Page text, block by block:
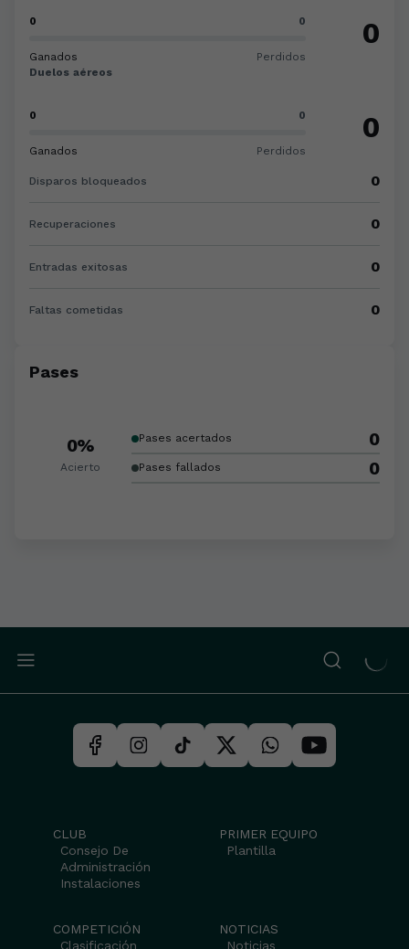
0 0
Ganados Perdidos
0
Duelos aéreos
0 0
Ganados Perdidos
0
Disparos bloqueados 0
Recuperaciones 0
Entradas exitosas 0
Faltas cometidas 0
Pases
0%
Acierto
Pases acertados 0
Pases fallados 0
CLUB
Consejo De
Administración
Instalaciones
PRIMER EQUIPO
Plantilla
COMPETICIÓN
Clasificación
NOTICIAS
Noticias